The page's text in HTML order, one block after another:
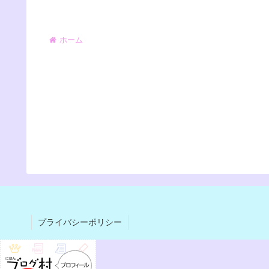
ホーム
プライバシーポリシー